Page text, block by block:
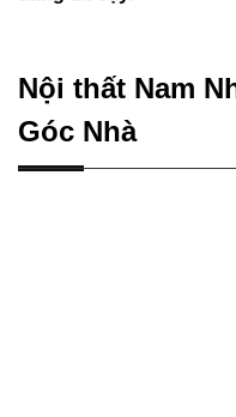
Nội thất Nam
Góc Nhà